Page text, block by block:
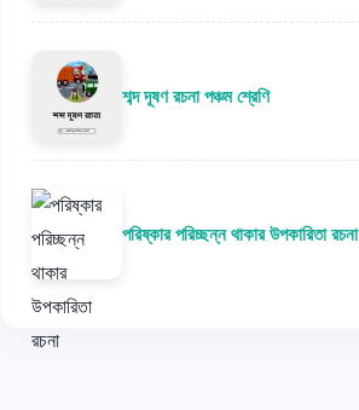
শব্দ দূষণ রচনা পঞ্চম শ্রেণি
পরিষ্কার পরিচ্ছন্ন থাকার উপকারিতা রচনা